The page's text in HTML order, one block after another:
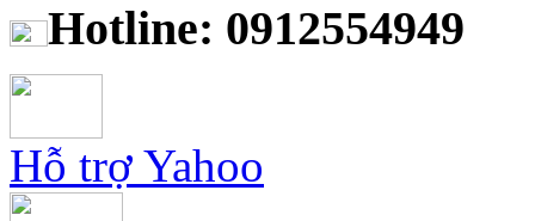
Hotline: 0912554949
Hỗ trợ Yahoo